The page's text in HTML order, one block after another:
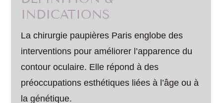
INDICATIONS
La chirurgie paupières Paris englobe des
interventions pour améliorer l’apparence du
contour oculaire. Elle répond à des
préoccupations esthétiques liées à l’âge ou à
la génétique.